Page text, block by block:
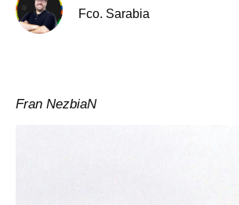
Fco. Sarabia
Fran NezbiaN